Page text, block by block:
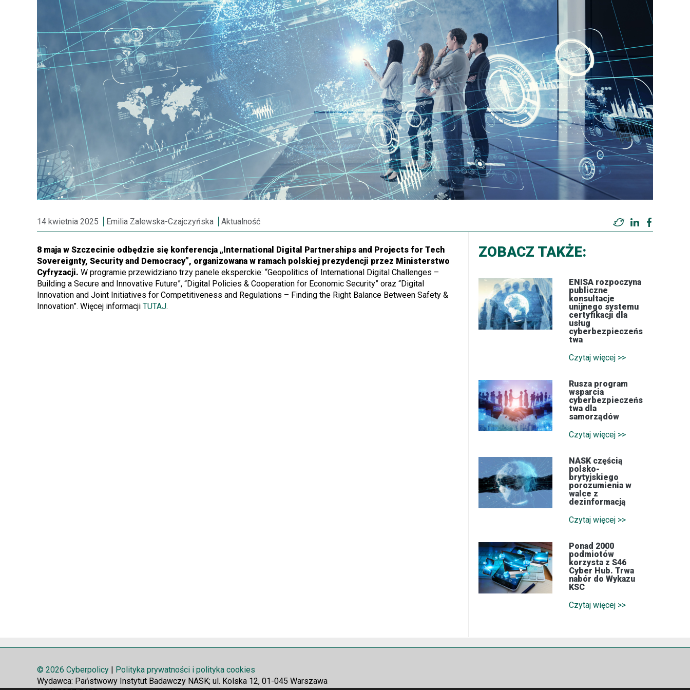
14 kwietnia 2025 Emilia Zalewska-Czajczyńska Aktualność TwitterLinkedIn
8 maja w Szczecinie odbędzie się konferencja „International Digital Partnerships and Projects for Tech
Sovereignty, Security and Democracy”, organizowana w ramach polskiej prezydencji przez Ministerstwo
Cyfryzacji. W programie przewidziano trzy panele eksperckie: “Geopolitics of International Digital Challenges –
Building a Secure and Innovative Future”, “Digital Policies & Cooperation for Economic Security” oraz “Digital
Innovation and Joint Initiatives for Competitiveness and Regulations – Finding the Right Balance Between Safety &
Innovation”. Więcej informacji TUTAJ.
ZOBACZ TAKŻE:
ENISA rozpoczyna
publiczne
konsultacje
unijnego systemu
certyfikacji dla
usług
cyberbezpieczeńs
twa
Czytaj więcej >>
Rusza program
wsparcia
cyberbezpieczeńs
twa dla
samorządów
Czytaj więcej >>
NASK częścią
polsko-
brytyjskiego
porozumienia w
walce z
dezinformacją
Czytaj więcej >>
Ponad 2000
podmiotów
korzysta z S46
Cyber Hub. Trwa
nabór do Wykazu
KSC
Czytaj więcej >>
© 2026 Cyberpolicy | Polityka prywatności i polityka cookies
Wydawca: Państwowy Instytut Badawczy NASK; ul. Kolska 12, 01-045 Warszawa